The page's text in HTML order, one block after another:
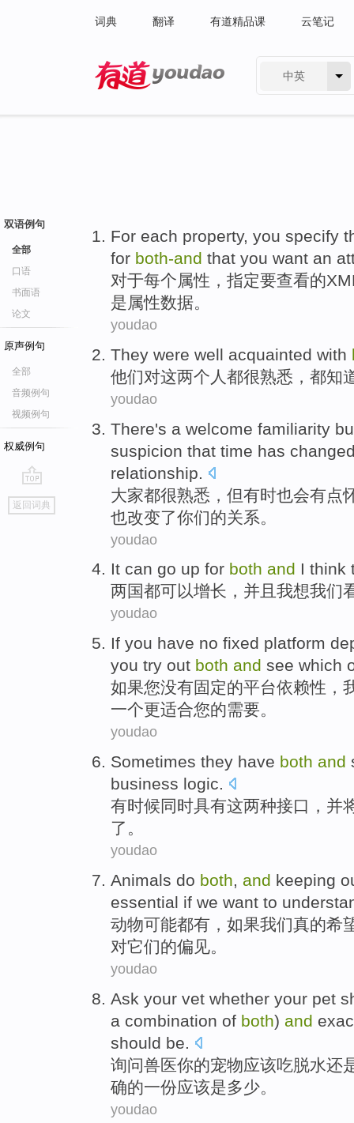
词典 翻译 有道精品课 云笔记
中英
双语例句
全部
口语
书面语
论文
原声例句
全部
音频例句
视频例句
权威例句
go
top
返回词典
For each property, you specify
for both-and that you want an
对于每个属性 ， 指定要查看的
是属性数据。
youdao
They were well acquainted with
他们对这两个人 都很熟悉，都知
youdao
There's a welcome familiarity
suspicion that time has
relationship
大家都很熟悉， 但有时也会有点
也改变了你们的关系。
youdao
It can go up for both and I think
两国都可以增长 ， 并且 我想我们
youdao
If you have no fixed platform
you try out both and see which
如果您没有固定的平台依赖性 ，
一个更适合您的需要。
youdao
Sometimes they have both and
business logic.
有时候同时具有这两种接口， 并
了 。
youdao
Animals do both, and keeping
essential if we want to
动物可能都有， 如果我们真的希
对它们的偏见。
youdao
Ask your vet whether your pet
a combination of both) and
should be
询问兽医你的宠物应该吃脱水还
确的一份应该是多少。
youdao